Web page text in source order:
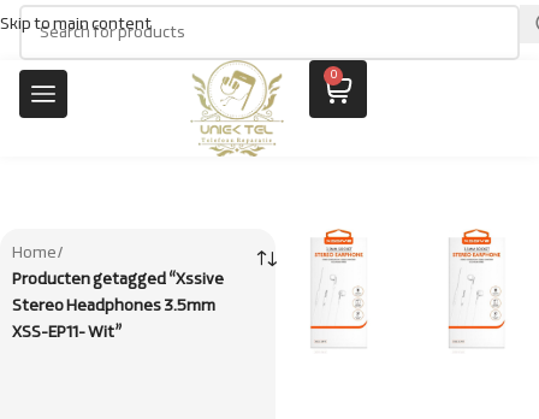
Skip to main content
0
Home/
Producten getagged “Xssive
Stereo Headphones 3.5mm
XSS-EP11- Wit”